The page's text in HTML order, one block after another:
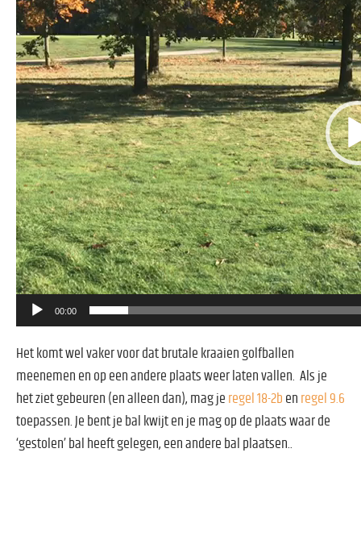
00:00
Het komt wel vaker voor dat brutale kraaien golfballen
meenemen en op een andere plaats weer laten vallen. Als je
het ziet gebeuren (en alleen dan), mag je regel 18-2b en regel 9.6
toepassen. Je bent je bal kwijt en je mag op de plaats waar de
‘gestolen’ bal heeft gelegen, een andere bal plaatsen..